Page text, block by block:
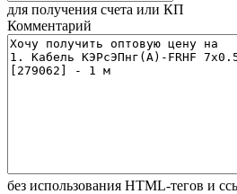
для получения счета или КП
Комментарий
без иcпользования HTML-тегов и